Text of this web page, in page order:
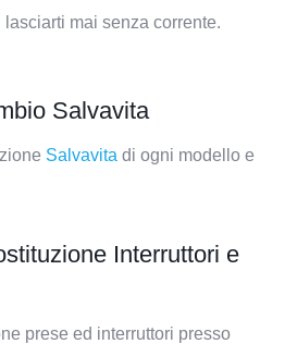
mai senza corrente.
Salvavita
Salvavita di ogni modello e
Interruttori e
prese ed interruttori presso